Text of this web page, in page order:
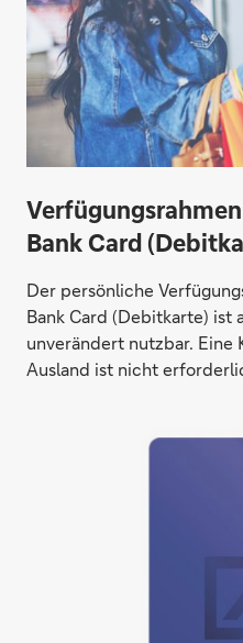
Bank Card
Der persönliche
Bank Card (Debitkarte) ist
unverändert nutzbar. Eine
Ausland ist nicht